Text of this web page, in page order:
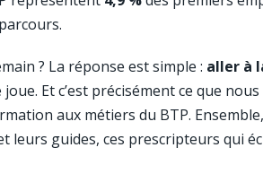
? La réponse est simple : aller à
joue. Et c’est précisément ce que
aux métiers du BTP.
leurs guides, ces prescripteurs qui